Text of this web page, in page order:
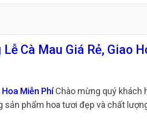
Cà Mau Giá Rẻ, Giao
Miễn PhíChào mừng quý khách
phẩm hoa tươi đẹp và chất